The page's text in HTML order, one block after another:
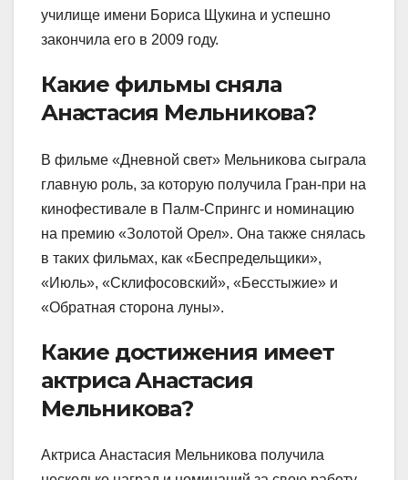
училище имени Бориса Щукина и успешно
закончила его в 2009 году.
Какие фильмы сняла
Анастасия Мельникова?
В фильме «Дневной свет» Мельникова сыграла
главную роль, за которую получила Гран-при на
кинофестивале в Палм-Спрингс и номинацию
на премию «Золотой Орел». Она также снялась
в таких фильмах, как «Беспредельщики»,
«Июль», «Склифосовский», «Бесстыжие» и
«Обратная сторона луны».
Какие достижения имеет
актриса Анастасия
Мельникова?
Актриса Анастасия Мельникова получила